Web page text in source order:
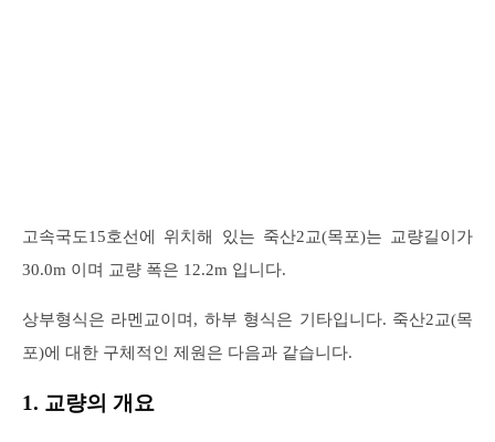
고속국도15호선에 위치해 있는 죽산2교(목포)는 교량길이가
30.0m 이며 교량 폭은 12.2m 입니다.
상부형식은 라멘교이며, 하부 형식은 기타입니다. 죽산2교(목
포)에 대한 구체적인 제원은 다음과 같습니다.
1. 교량의 개요